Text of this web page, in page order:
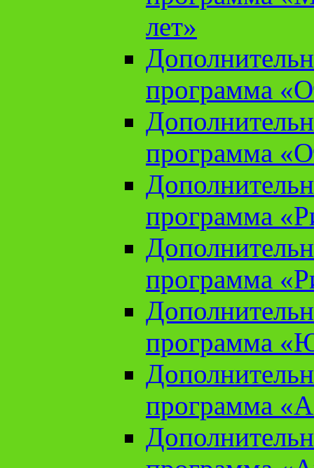
лет»
программа
программа
программа
программа
программа
программа